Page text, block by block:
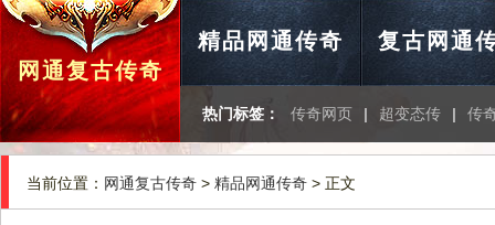
网通复古传奇
精品网通传奇 复古网通
热门标签： 传奇网页 | 超变态传 | 传
当前位置： 网通复古传奇 > 精品网通传奇 > 正文